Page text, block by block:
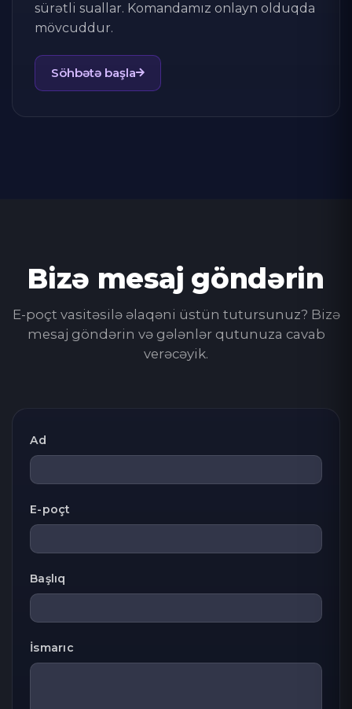
sürətli suallar. Komandamız onlayn olduqda
mövcuddur.
Söhbətə başla
Bizə mesaj göndərin
E-poçt vasitəsilə əlaqəni üstün tutursunuz? Bizə
mesaj göndərin və gələnlər qutunuza cavab
verəcəyik.
Ad
E-poçt
Başlıq
İsmarıc